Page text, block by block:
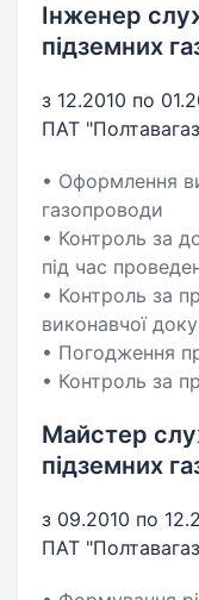
Інженер
підземних
з 12.2010 по
ПАТ
• Оформлення
газопроводи
• Контроль за
під час
• Контроль за
виконавчої
• Погодження
• Контроль за
Майстер
підземних
з 09.2010 по
ПАТ